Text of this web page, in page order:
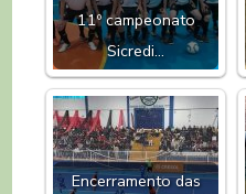
11º campeonato
Sicredi…
Encerramento das